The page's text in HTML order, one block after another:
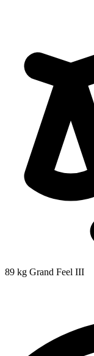
89 kg Grand Feel III